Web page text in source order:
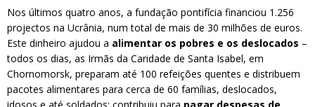
Nos últimos quatro anos, a fundação pontifícia financiou 1.256
projectos na Ucrânia, num total de mais de 30 milhões de euros.
Este dinheiro ajudou a alimentar os pobres e os deslocados –
todos os dias, as Irmãs da Caridade de Santa Isabel, em
Chornomorsk, preparam até 100 refeições quentes e distribuem
pacotes alimentares para cerca de 60 famílias, deslocados,